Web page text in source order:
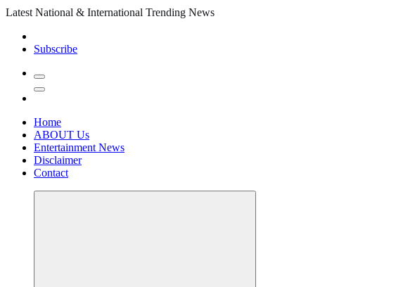
Latest National & International Trending News
Subscribe
Home
ABOUT Us
Entertainment News
Disclaimer
Contact